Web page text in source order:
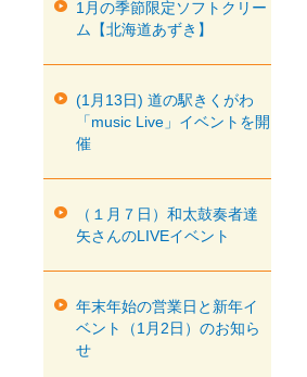
1月の季節限定ソフトクリー
ム【北海道あずき】
(1月13日) 道の駅きくがわ
「music Live」イベントを開
催
（１月７日）和太鼓奏者達
矢さんのLIVEイベント
年末年始の営業日と新年イ
ベント（1月2日）のお知ら
せ